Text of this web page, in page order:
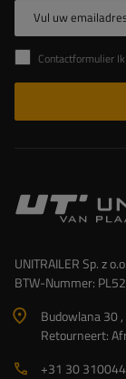
Vul uw
Contactformulier Ik geef toestemming voor de
UNITRAILER Sp. z o.o.
BTW-Nummer:
Budowlana 30
Retourneert:
+31 30